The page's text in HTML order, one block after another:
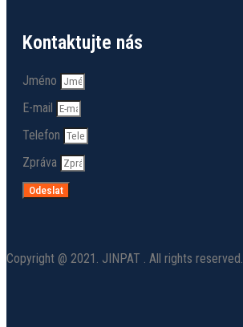
Kontaktujte nás
Jméno
E-mail
Telefon
Zpráva
Odeslat
Copyright @ 2021. JINPAT . All rights reserved.